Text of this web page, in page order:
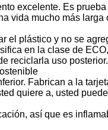
excelente. Es prueba
vida mucho más larga
el plástico y no se
en la clase de
reciclarla uso
Fabrican a la
quiere a, usted puede
así que es